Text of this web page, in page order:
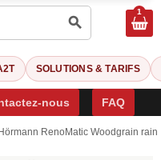
search
1
SOLUTIONS & TARIFS
nous FAQ
RenoMatic Woodgrain